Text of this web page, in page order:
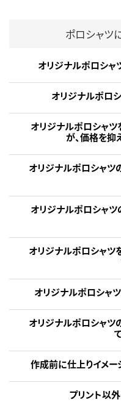
ポロシャツ
オリジナルポロシャ
オリジナルポロ
オリジナルポロシャツ
が、価格を抑
オリジナルポロシャツ
オリジナルポロシャツ
オリジナルポロシャツ
オリジナルポロシャ
オリジナルポロシャツ
作成前に仕上りイメー
プリント以